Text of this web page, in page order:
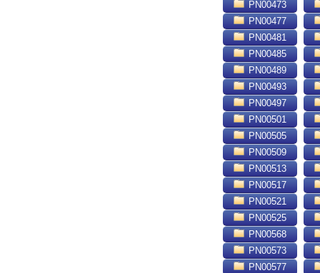
PN00473
PN00477
PN00481
PN00485
PN00489
PN00493
PN00497
PN00501
PN00505
PN00509
PN00513
PN00517
PN00521
PN00525
PN00568
PN00573
PN00577